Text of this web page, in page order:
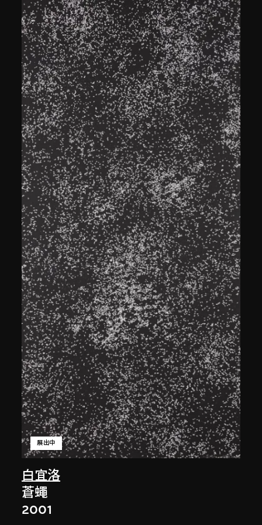
白宜洛
展出中
蒼蠅
2001